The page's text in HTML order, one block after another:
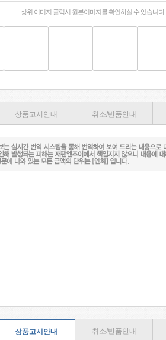
상위 이미지 클릭시 원본이미지를 확인하실 수 있습니다
상품고시안내 취소/반품안내
상품고시안내 취소/반품안내